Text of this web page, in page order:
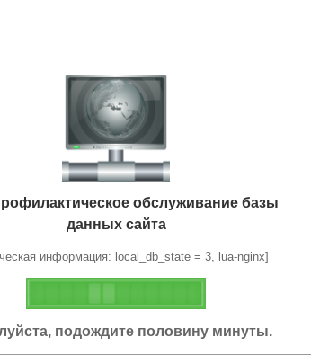
обслуживание базы
данных сайта
информация: local_db_state = 3, lua-nginx]
подождите половину минуты.